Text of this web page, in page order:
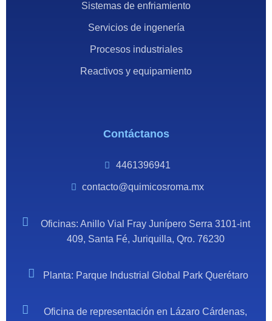
Sistemas de enfriamiento
Servicios de ingenería
Procesos industriales
Reactivos y equipamiento
Contáctanos
4461396941
contacto@quimicosroma.mx
Oficinas: Anillo Vial Fray Junípero Serra 3101-int
409, Santa Fé, Juriquilla, Qro. 76230
Planta: Parque Industrial Global Park Querétaro
Oficina de representación en Lázaro Cárdenas,